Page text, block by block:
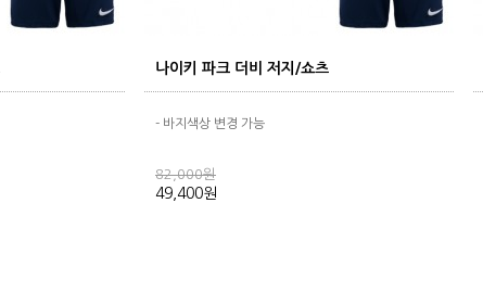
나이키 파크 더비 저지/쇼츠
- 바지색상 변경 가능
82,000원
49,400원